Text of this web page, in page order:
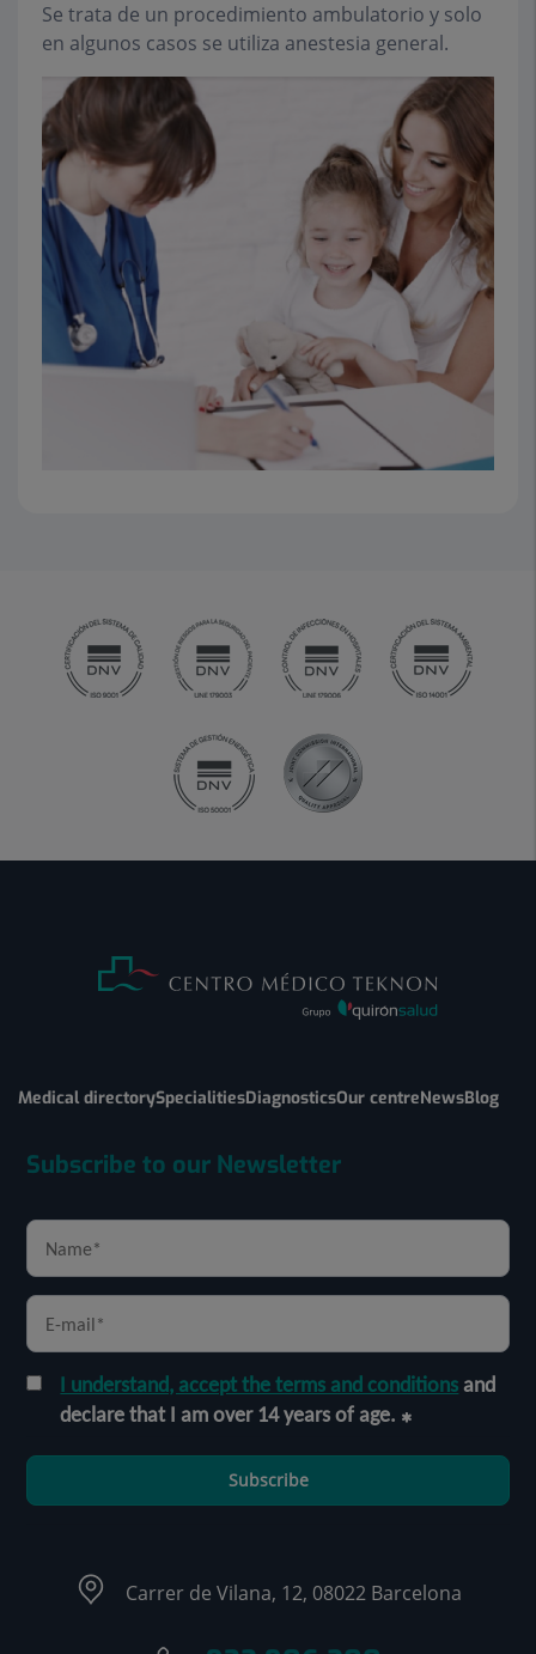
Se trata de un procedimiento ambulatorio y solo
en algunos casos se utiliza anestesia general.
Medical directorySpecialitiesDiagnosticsOur centreNewsBlog
Subscribe to our Newsletter
I understand, accept the terms and conditionsand
declare that I am over 14 years of age.
Subscribe
Carrer de Vilana, 12, 08022 Barcelona